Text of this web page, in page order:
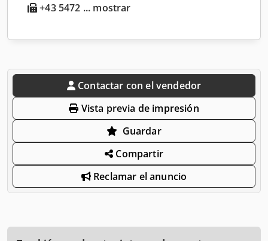
+43 5472 ... mostrar
Contactar con el vendedor
Vista previa de impresión
Guardar
Compartir
Reclamar el anuncio